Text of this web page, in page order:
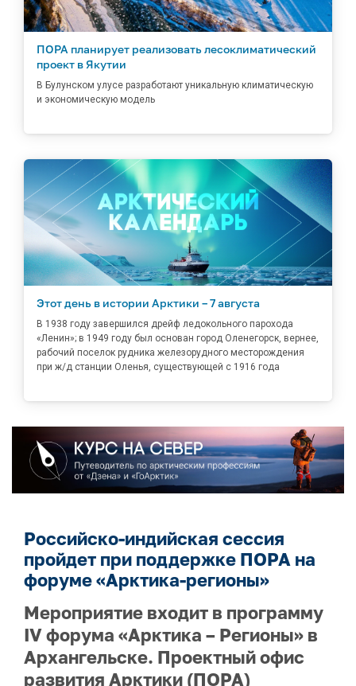
ПОРА планирует реализовать лесоклиматический
проект в Якутии
В Булунском улусе разработают уникальную климатическую
и экономическую модель
Этот день в истории Арктики – 7 августа
В 1938 году завершился дрейф ледокольного парохода
«Ленин»; в 1949 году был основан город Оленегорск, вернее,
рабочий поселок рудника железорудного месторождения
при ж/д станции Оленья, существующей с 1916 года
Российско-индийская сессия
пройдет при поддержке ПОРА на
форуме «Арктика-регионы»
Мероприятие входит в программу
IV форума «Арктика – Регионы» в
Архангельске. Проектный офис
развития Арктики (ПОРА)